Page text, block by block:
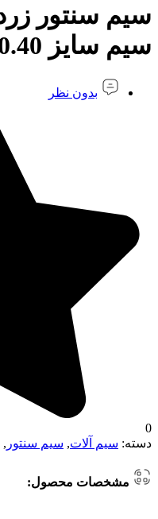
سیم سایز 0.40
بدون نظر
0
دسته: سیم آلات, سیم سنتور ,
مشخصات محصول: